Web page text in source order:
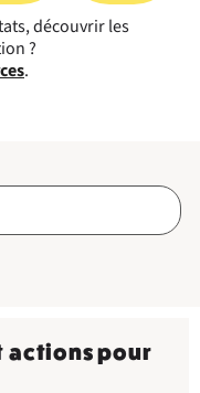
découvrir les
?
.
actions pour